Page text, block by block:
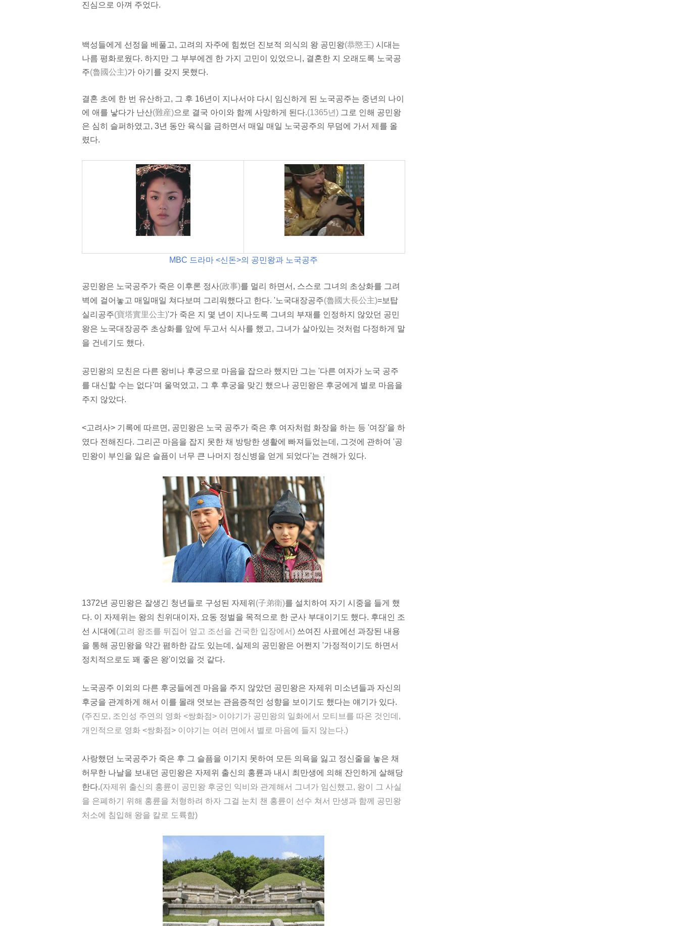
진심으로 아껴 주었다.
백성들에게 선정을 베풀고, 고려의 자주에 힘썼던 진보적 의식의 왕 공민왕(恭愍王) 시대는
나름 평화로웠다. 하지만 그 부부에겐 한 가지 고민이 있었으니, 결혼한 지 오래도록 노국공
주(魯國公主)가 아기 를 갖지 못했다.
결혼 초에 한 번 유산하고, 그 후 16년이 지나서야 다시 임신 하게 된 노국공주는 중년의 나이
에 애를 낳다가 난산(難産)으로 결국 아이와 함께 사망하게 된다.(1365년) 그로 인해 공민왕
은 심히 슬퍼하였고, 3년 동안 육식을 금하면서 매일 매일 노국공주의 무덤에 가서 제를 올
렸다.
MBC 드라마 <신돈>의 공민왕과 노국공주
공민왕은 노국공주가 죽은 이후론 정사(政事)를 멀리 하면서, 스스로 그녀의 초상화를 그려
벽에 걸어놓고 매일매일 쳐다보며 그리워했다고 한다. '노국대장공주(魯國大長公主)=보탑
실리공주(寶塔實里公主)'가 죽은 지 몇 년이 지나도록 그녀의 부재를 인정하지 않았던 공민
왕은 노국대장공주 초상화를 앞에 두고서 식사를 했고, 그녀가 살아있는 것처럼 다정하게 말
을 건네기도 했다.
공민왕의 모친 은 다른 왕비나 후궁으로 마음을 잡으라 했지만 그는 '다른 여자가 노국 공주
를 대신할 수는 없다'며 울먹였고, 그 후 후궁을 맞긴 했으나 공민왕은 후궁에게 별로 마음을
주지 않았다.
<고려사> 기록에 따르면, 공민왕은 노국 공주가 죽은 후 여자처럼 화장을 하는 등 '여장'을 하
였다 전해진다. 그리곤 마음을 잡지 못한 채 방탕한 생활에 빠져들었는데, 그것에 관하여 '공
민왕이 부인을 잃은 슬픔이 너무 큰 나머지 정신병을 얻게 되었다'는 견해가 있다.
1372년 공민왕은 잘생긴 청년들로 구성된 자제위 (子弟衛)를 설치하여 자기 시중을 들게 했
다. 이 자제위는 왕의 친위대이자, 요동 정벌을 목적으로 한 군사 부대 이기도 했다. 후대인 조
선 시대에 (고려 왕조를 뒤집어 엎고 조선을 건국한 입장에서) 쓰여진 사료에선 과장된 내용
을 통해 공민왕을 약간 폄하한 감도 있는데, 실제의 공민왕은 어쩐지 '가정적이기도 하면서
정치적으로도 꽤 좋은 왕'이었을 것 같다.
노국공주 이외의 다른 후궁들에겐 마음을 주지 않았던 공민왕은 자제위 미소년 들과 자신의
후궁을 관계하게 해서 이를 몰래 엿보는 관음증적인 성향을 보이기도 했다는 얘기가 있다.
(주진모, 조인성 주연의 영화 <쌍화점> 이야기가 공민왕의 일화에서 모티브 를 따온 것인데,
개인적으로 영화 <쌍화점> 이야기는 여러 면에서 별로 마음에 들지 않는다.)
사랑했던 노국공주가 죽은 후 그 슬픔을 이기지 못하여 모든 의욕을 잃고 정신줄을 놓은 채
허무한 나날을 보내던 공민왕은 자제위 출신의 홍륜과 내시 최만생에 의해 잔인하게 살해 당
한다.(자제위 출신의 홍륜이 공민왕 후궁인 익비와 관계해서 그녀가 임신했고, 왕이 그 사실
을 은폐하기 위해 홍륜을 처형하려 하자 그걸 눈치 챈 홍륜이 선수 쳐서 만생과 함께 공민왕
처소에 침입해 왕을 칼로 도륙함)